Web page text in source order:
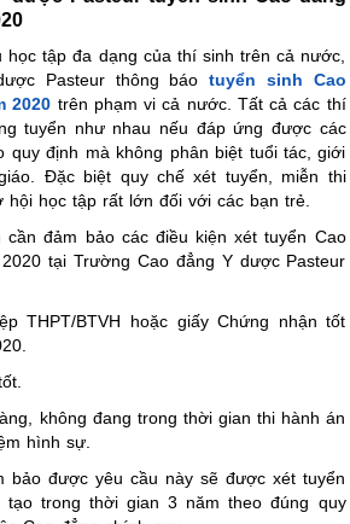
học tập đa dạng của thí sinh trên cả nước,
Pasteur thông báotuyển sinh Cao
2020 trên phạm vi cả nước. Tất cả các thí
tuyển như nhau nếu đáp ứng được các
quy định mà không phân biệt tuổi tác, giới
Đặc biệt quy chế xét tuyển, miễn thi
học tập rất lớn đối với các bạn trẻ.
đảm bảo các điều kiện xét tuyển Cao
tại Trường Cao đẳng Y dược Pasteur
THPT/BTVH hoặc giấy Chứng nhận tốt
không đang trong thời gian thi hành án
hình sự.
bảo được yêu cầu này sẽ được xét tuyển
tạo trong thời gian 3 năm theo đúng quy